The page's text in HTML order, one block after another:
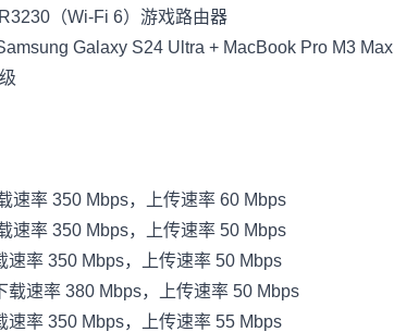
（Wi-Fi 6）游戏路由器
Galaxy S24 Ultra + MacBook Pro M3 Max
速率 350 Mbps，上传速率 60 Mbps
速率 350 Mbps，上传速率 50 Mbps
速率 350 Mbps，上传速率 50 Mbps
速率 380 Mbps，上传速率 50 Mbps
速率 350 Mbps，上传速率 55 Mbps